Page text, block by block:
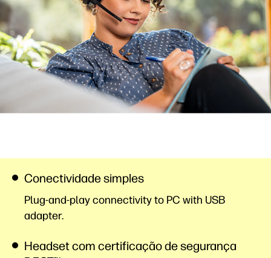
Conectividade simples
Plug-and-play connectivity to PC with USB
adapter.
Headset com certificação de segurança